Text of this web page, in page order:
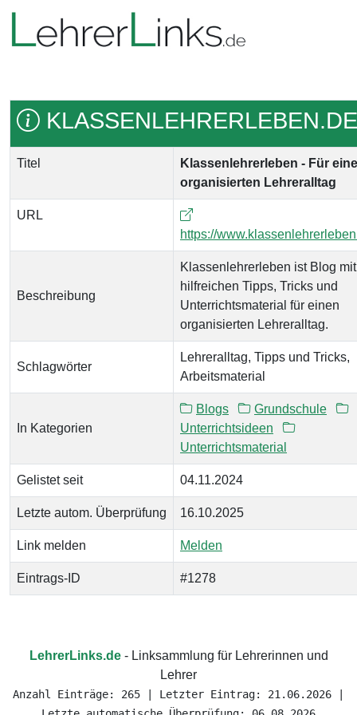
KLASSENLEHRERLEBEN.DE
Titel
Klassenlehrerleben - Für
organisierten Lehreralltag
URL
https://
Beschreibung
Klassenlehrerleben ist Blog mit
hilfreichen Tipps, Tricks und
Unterrichtsmaterial für einen
organisierten Lehreralltag.
Schlagwörter
Lehreralltag, Tipps und Tricks,
Arbeitsmaterial
In Kategorien
Blogs
Grundschule
Unterrichtsideen
Unterrichtsmaterial
Gelistet seit 04.11.2024
Letzte autom. Überprüfung 16.10.2025
Link melden Melden
Eintrags-ID #1278
LehrerLinks.de- Linksammlung für Lehrerinnen und
Lehrer
Anzahl Einträge: 265 | Letzter Eintrag: 21.06.2026 |